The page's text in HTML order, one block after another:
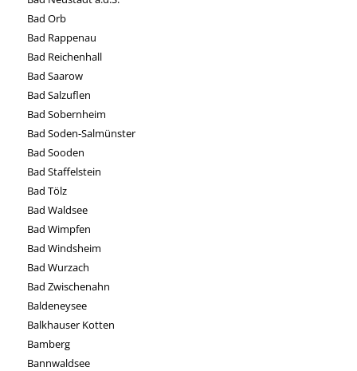
Bad Orb
Bad Rappenau
Bad Reichenhall
Bad Saarow
Bad Salzuflen
Bad Sobernheim
Bad Soden-Salmünster
Bad Sooden
Bad Staffelstein
Bad Tölz
Bad Waldsee
Bad Wimpfen
Bad Windsheim
Bad Wurzach
Bad Zwischenahn
Baldeneysee
Balkhauser Kotten
Bamberg
Bannwaldsee